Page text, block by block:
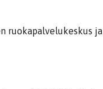
ruokapalvelukeskus ja